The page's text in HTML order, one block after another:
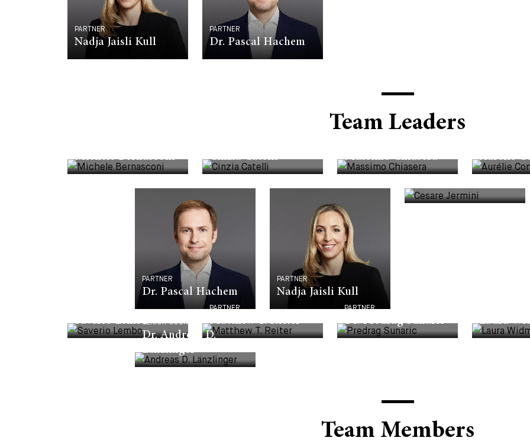
PARTNER
Nadja Jaisli Kull
PARTNER
Dr. Pascal Hachem
Team Leaders
Michele Bernasconi Cinzia Catelli Massimo Chiasera Aurélie
PARTNER
Dr. Pascal Hachem
PARTNER
Nadja Jaisli Kull
Saverio Lembo
PARTNER
Matthew T. Reiter
PARTNER
Dr. Predrag Sunaric Laura
SENIOR COUNSEL
Dr. Andreas D.
Länzlinger
Team Members